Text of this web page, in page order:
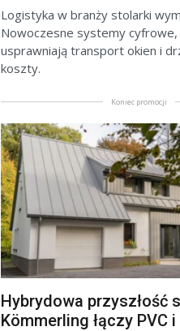
Logistyka w branży stolarki
Nowoczesne systemy cyfrowe,
usprawniają transport okien i
koszty.
Koniec promocji
Hybrydowa przyszłość
Kömmerling łączy PVC